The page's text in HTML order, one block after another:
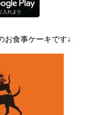
お食事ケーキです↓